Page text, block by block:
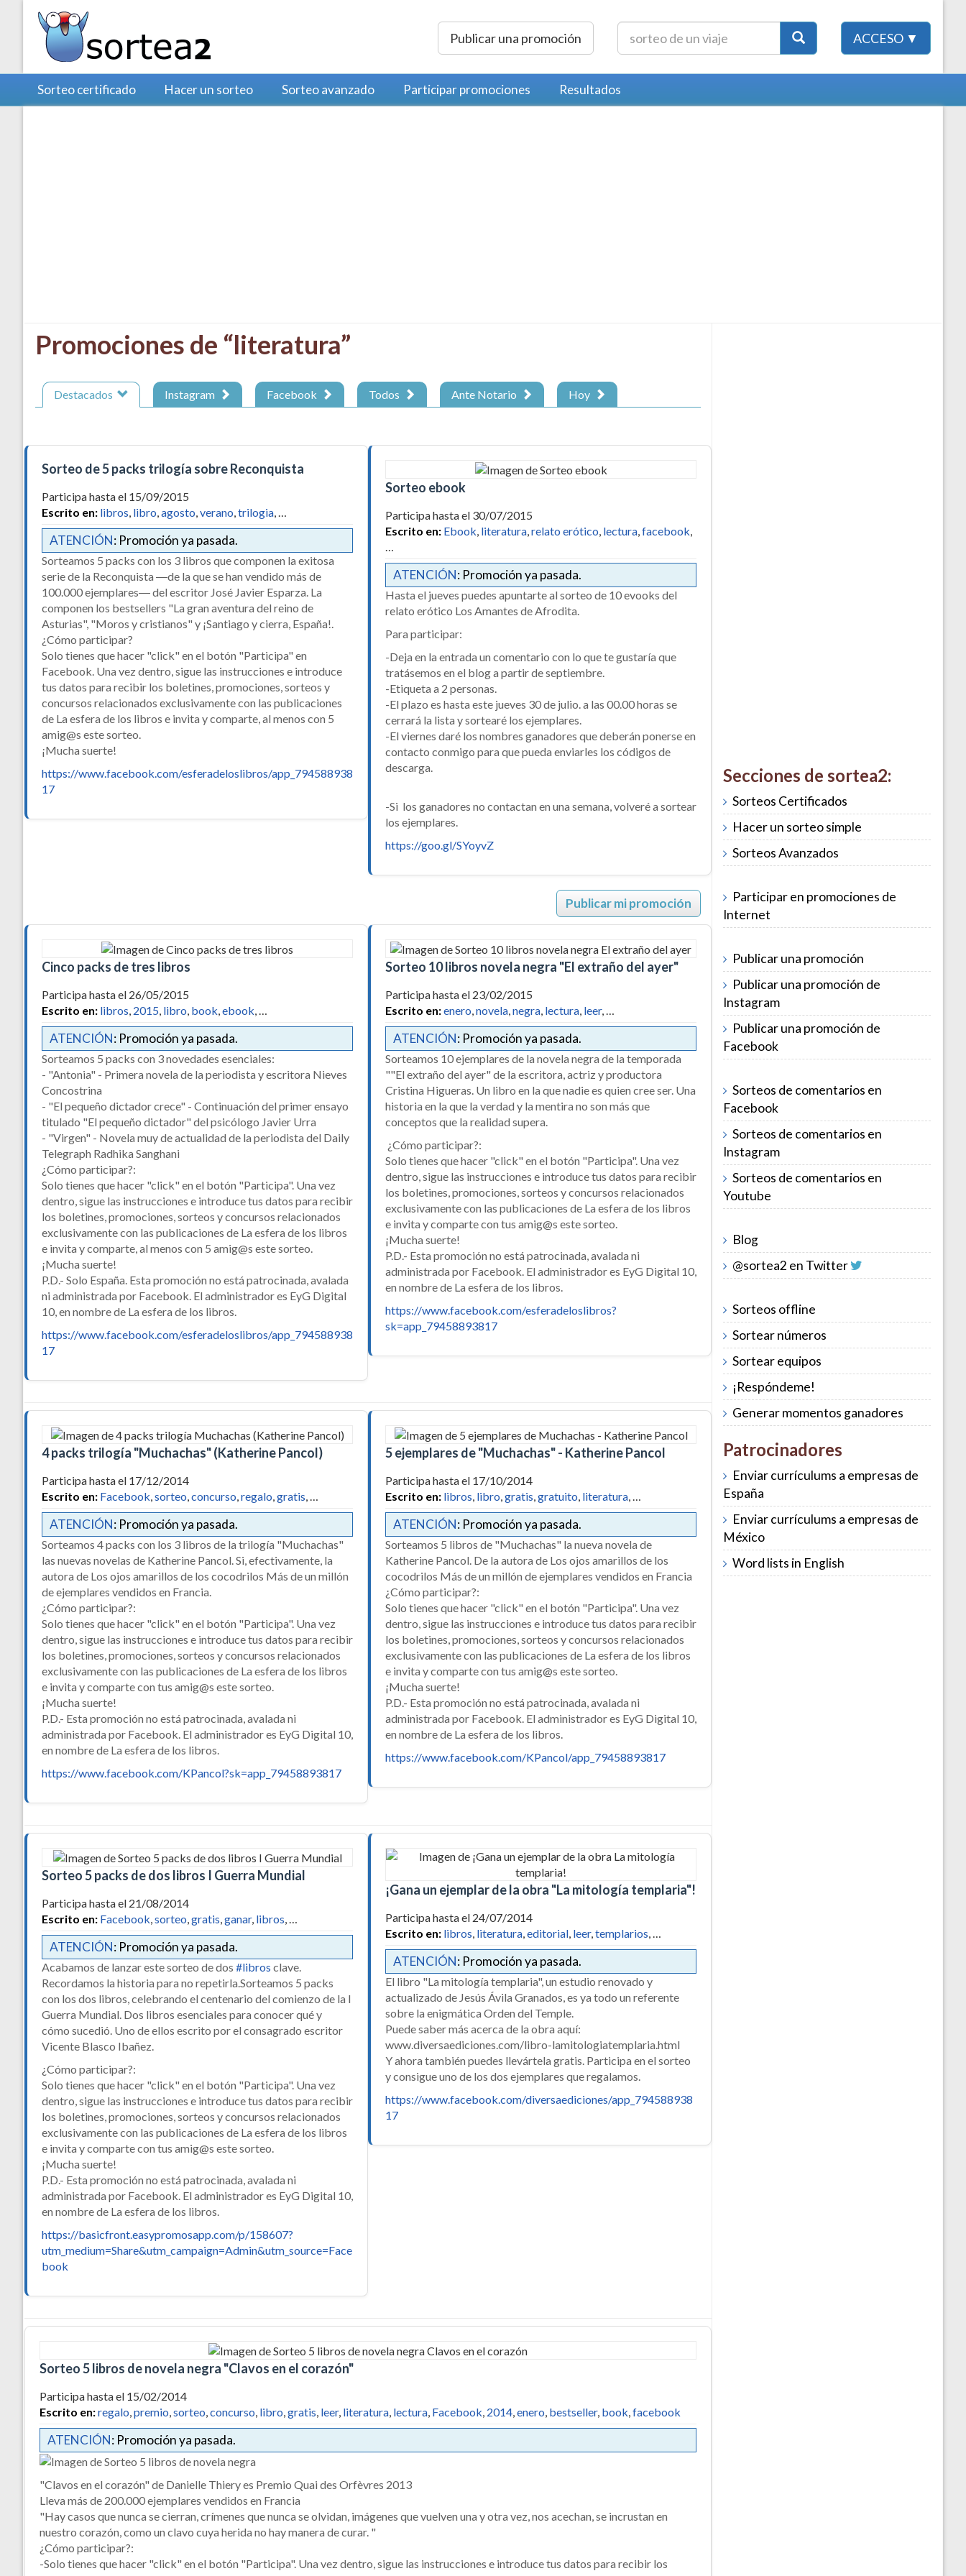
Publicar una promoción ACCESO ▼
Sorteo certificado Hacer un sorteo Sorteo avanzado Participar promociones Resultados
Promociones de “literatura”
Destacados Instagram Facebook Todos Ante Notario Hoy
Sorteo de 5 packs trilogía sobre Reconquista
Participa hasta el 15/09/2015
Escrito en: libros, libro,agosto,verano,trilogia, …
ATENCIÓN: Promoción ya pasada.
Sorteamos 5 packs con los 3 libros que componen la exitosa
serie de la Reconquista ―de la que se han vendido más de
100.000 ejemplares― del escritor José Javier Esparza. La
componen los bestsellers "La gran aventura del reino de
Asturias", "Moros y cristianos" y ¡Santiago y cierra, España!.
¿Cómo participar?
Solo tienes que hacer "click" en el botón "Participa" en
Facebook. Una vez dentro, sigue las instrucciones e introduce
tus datos para recibir los boletines, promociones, sorteos y
concursos relacionados exclusivamente con las publicaciones
de La esfera de los libros e invita y comparte, al menos con 5
amig@s este sorteo.
¡Mucha suerte!
https://www.facebook.com/esferadeloslibros/app_794588938
17
Sorteo ebook
Participa hasta el 30/07/2015
Escrito en: Ebook, literatura,relato erótico, lectura,facebook,
…
ATENCIÓN: Promoción ya pasada.
Hasta el jueves puedes apuntarte al sorteo de 10 evooks del
relato erótico Los Amantes de Afrodita.
Para participar:
-Deja en la entrada un comentario con lo que te gustaría que
tratásemos en el blog a partir de septiembre.
-Etiqueta a 2 personas.
-El plazo es hasta este jueves 30 de julio. a las 00.00 horas se
cerrará la lista y sortearé los ejemplares.
-El viernes daré los nombres ganadores que deberán ponerse en
contacto conmigo para que pueda enviarles los códigos de
descarga.
-Si los ganadores no contactan en una semana, volveré a sortear
los ejemplares.
https://goo.gl/SYoyvZ
Publicar mi promoción
Cinco packs de tres libros
Participa hasta el 26/05/2015
Escrito en: libros, 2015, libro, book,ebook, …
ATENCIÓN: Promoción ya pasada.
Sorteamos 5 packs con 3 novedades esenciales:
- "Antonia" - Primera novela de la periodista y escritora Nieves
Concostrina
- "El pequeño dictador crece" - Continuación del primer ensayo
titulado "El pequeño dictador" del psicólogo Javier Urra
- "Virgen" - Novela muy de actualidad de la periodista del Daily
Telegraph Radhika Sanghani
¿Cómo participar?:
Solo tienes que hacer "click" en el botón "Participa". Una vez
dentro, sigue las instrucciones e introduce tus datos para recibir
los boletines, promociones, sorteos y concursos relacionados
exclusivamente con las publicaciones de La esfera de los libros
e invita y comparte, al menos con 5 amig@s este sorteo.
¡Mucha suerte!
P.D.- Solo España. Esta promoción no está patrocinada, avalada
ni administrada por Facebook. El administrador es EyG Digital
10, en nombre de La esfera de los libros.
https://www.facebook.com/esferadeloslibros/app_794588938
17
Sorteo 10 libros novela negra "El extraño del ayer"
Participa hasta el 23/02/2015
Escrito en:enero,novela,negra, lectura, leer, …
ATENCIÓN: Promoción ya pasada.
Sorteamos 10 ejemplares de la novela negra de la temporada
""El extraño del ayer" de la escritora, actriz y productora
Cristina Higueras. Un libro en la que nadie es quien cree ser. Una
historia en la que la verdad y la mentira no son más que
conceptos que la realidad supera.
¿Cómo participar?:
Solo tienes que hacer "click" en el botón "Participa". Una vez
dentro, sigue las instrucciones e introduce tus datos para recibir
los boletines, promociones, sorteos y concursos relacionados
exclusivamente con las publicaciones de La esfera de los libros
e invita y comparte con tus amig@s este sorteo.
¡Mucha suerte!
P.D.- Esta promoción no está patrocinada, avalada ni
administrada por Facebook. El administrador es EyG Digital 10,
en nombre de La esfera de los libros.
https://www.facebook.com/esferadeloslibros?
sk=app_79458893817
4 packs trilogía "Muchachas" (Katherine Pancol)
Participa hasta el 17/12/2014
Escrito en: Facebook,sorteo,concurso,regalo,gratis, …
ATENCIÓN: Promoción ya pasada.
Sorteamos 4 packs con los 3 libros de la trilogía "Muchachas"
las nuevas novelas de Katherine Pancol. Si, efectivamente, la
autora de Los ojos amarillos de los cocodrilos Más de un millón
de ejemplares vendidos en Francia.
¿Cómo participar?:
Solo tienes que hacer "click" en el botón "Participa". Una vez
dentro, sigue las instrucciones e introduce tus datos para recibir
los boletines, promociones, sorteos y concursos relacionados
exclusivamente con las publicaciones de La esfera de los libros
e invita y comparte con tus amig@s este sorteo.
¡Mucha suerte!
P.D.- Esta promoción no está patrocinada, avalada ni
administrada por Facebook. El administrador es EyG Digital 10,
en nombre de La esfera de los libros.
https://www.facebook.com/KPancol?sk=app_79458893817
5 ejemplares de "Muchachas" - Katherine Pancol
Participa hasta el 17/10/2014
Escrito en: libros, libro,gratis,gratuito, literatura, …
ATENCIÓN: Promoción ya pasada.
Sorteamos 5 libros de "Muchachas" la nueva novela de
Katherine Pancol. De la autora de Los ojos amarillos de los
cocodrilos Más de un millón de ejemplares vendidos en Francia
¿Cómo participar?:
Solo tienes que hacer "click" en el botón "Participa". Una vez
dentro, sigue las instrucciones e introduce tus datos para recibir
los boletines, promociones, sorteos y concursos relacionados
exclusivamente con las publicaciones de La esfera de los libros
e invita y comparte con tus amig@s este sorteo.
¡Mucha suerte!
P.D.- Esta promoción no está patrocinada, avalada ni
administrada por Facebook. El administrador es EyG Digital 10,
en nombre de La esfera de los libros.
https://www.facebook.com/KPancol/app_79458893817
Sorteo 5 packs de dos libros I Guerra Mundial
Participa hasta el 21/08/2014
Escrito en: Facebook,sorteo,gratis,ganar, libros, …
ATENCIÓN: Promoción ya pasada.
Acabamos de lanzar este sorteo de dos #libros clave.
Recordamos la historia para no repetirla.Sorteamos 5 packs
con los dos libros, celebrando el centenario del comienzo de la I
Guerra Mundial. Dos libros esenciales para conocer qué y
cómo sucedió. Uno de ellos escrito por el consagrado escritor
Vicente Blasco Ibañez.
¿Cómo participar?:
Solo tienes que hacer "click" en el botón "Participa". Una vez
dentro, sigue las instrucciones e introduce tus datos para recibir
los boletines, promociones, sorteos y concursos relacionados
exclusivamente con las publicaciones de La esfera de los libros
e invita y comparte con tus amig@s este sorteo.
¡Mucha suerte!
P.D.- Esta promoción no está patrocinada, avalada ni
administrada por Facebook. El administrador es EyG Digital 10,
en nombre de La esfera de los libros.
https://basicfront.easypromosapp.com/p/158607?
utm_medium=Share&utm_campaign=Admin&utm_source=Face
book
¡Gana un ejemplar de la obra "La mitología templaria"!
Participa hasta el 24/07/2014
Escrito en: libros, literatura,editorial, leer,templarios, …
ATENCIÓN: Promoción ya pasada.
El libro "La mitología templaria", un estudio renovado y
actualizado de Jesús Ávila Granados, es ya todo un referente
sobre la enigmática Orden del Temple.
Puede saber más acerca de la obra aquí:
www.diversaediciones.com/libro-lamitologiatemplaria.html
Y ahora también puedes llevártela gratis. Participa en el sorteo
y consigue uno de los dos ejemplares que regalamos.
https://www.facebook.com/diversaediciones/app_794588938
17
Sorteo 5 libros de novela negra "Clavos en el corazón"
Participa hasta el 15/02/2014
Escrito en:regalo premio sorteo concurso libro gratis leer, literatura lectura Facebook 2014 enero bestseller, book facebook
ATENCIÓN: Promoción ya pasada.
"Clavos en el corazón" de Danielle Thiery es Premio Quai des Orfèvres 2013
Lleva más de 200.000 ejemplares vendidos en Francia
"Hay casos que nunca se cierran, crímenes que nunca se olvidan, imágenes que vuelven una y otra vez, nos acechan, se incrustan en
nuestro corazón, como un clavo cuya herida no hay manera de curar. "
¿Cómo participar?:
-Solo tienes que hacer "click" en el botón "Participa". Una vez dentro, sigue las instrucciones e introduce tus datos para recibir los
Secciones de sortea2:
Sorteos Certificados
Hacer un sorteo simple
Sorteos Avanzados
Participar en promociones de
Internet
Publicar una promoción
Publicar una promoción de
Instagram
Publicar una promoción de
Facebook
Sorteos de comentarios en
Facebook
Sorteos de comentarios en
Instagram
Sorteos de comentarios en
Youtube
Blog
@sortea2 en Twitter
Sorteos offline
Sortear números
Sortear equipos
¡Respóndeme!
Generar momentos ganadores
Patrocinadores
Enviar currículums a empresas de
España
Enviar currículums a empresas de
México
Word lists in English